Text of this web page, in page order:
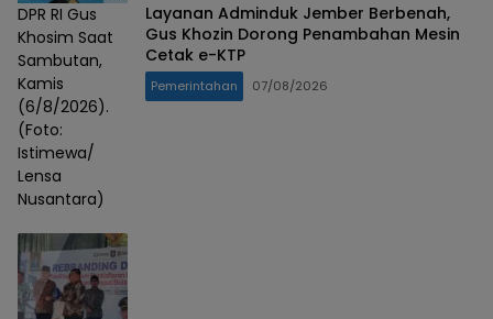
DPR RI Gus
Khosim Saat
Sambutan,
Kamis
(6/8/2026).
(Foto:
Istimewa/
Lensa
Nusantara)
Layanan Adminduk Jember Berbenah,
Gus Khozin Dorong Penambahan Mesin
Cetak e-KTP
Pemerintahan 07/08/2026